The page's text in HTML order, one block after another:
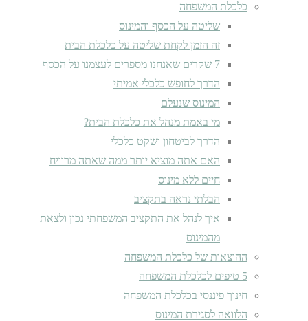
כלכלת המשפחה
שליטה על הכסף והמינוס
זה הזמן לקחת שליטה על כלכלת הבית
7 שקרים שאנחנו מספרים לעצמנו על הכסף
הדרך לחופש כלכלי אמיתי
המינוס שנעלם
מי באמת מנהל את כלכלת הבית?
הדרך לביטחון ושקט כלכלי
האם אתה מוציא יותר ממה שאתה מרוויח
חיים ללא מינוס
הבלתי נראה בתקציב
איך לנהל את התקציב המשפחתי נכון ולצאת
מהמינוס
ההוצאות של כלכלת המשפחה
5 טיפים לכלכלת המשפחה
חינוך פיננסי בכלכלת המשפחה
הלוואה לסגירת המינוס